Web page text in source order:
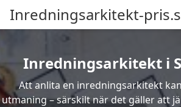
Inredningsarkitekt-
Inredningsarkitekt i
Att anlita en inredningsarkitekt
utmaning – särskilt när det gäller att